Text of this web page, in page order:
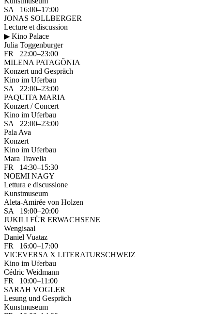
SA 16:00–17:00
JONAS SOLLBERGER
Lecture et discussion
▶ Kino Palace
Julia Toggenburger
FR 22:00–23:00
MILENA PATAGÔNIA
Konzert und Gespräch
Kino im Uferbau
SA 22:00–23:00
PAQUITA MARIA
Konzert / Concert
Kino im Uferbau
SA 22:00–23:00
Pala Ava
Konzert
Kino im Uferbau
Mara Travella
FR 14:30–15:30
NOEMI NAGY
Lettura e discussione
Kunstmuseum
Aleta-Amirée von Holzen
SA 19:00–20:00
JUKILI FÜR ERWACHSENE
Wengisaal
Daniel Vuataz
FR 16:00–17:00
VICEVERSA X LITERATURSCHWEIZ
Kino im Uferbau
Cédric Weidmann
FR 10:00–11:00
SARAH VOGLER
Lesung und Gespräch
Kunstmuseum